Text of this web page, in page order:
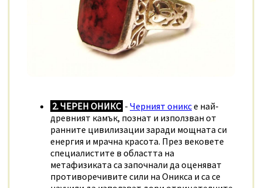
2. ЧЕРЕН ОНИКС - Черният ониксе най-
древният камък, познат и използван от
ранните цивилизации заради мощната си
енергия и мрачна красота. През вековете
специалистите в областта на
метафизиката са започнали да оценяват
противоречивите сили на Оникса и са се